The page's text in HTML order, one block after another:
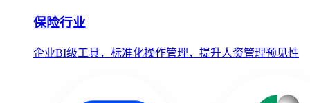
保险行业
企业BI级工具，标准化操作管理，提升人资管理预见性